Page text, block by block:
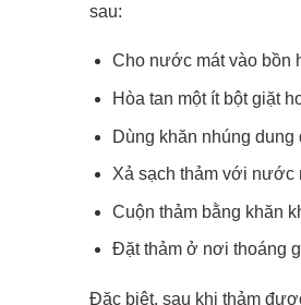
sau:
Cho nước mát vào bồn
Hòa tan một ít bột giặt
Dùng khăn nhúng
Xả sạch thảm với nước
Cuộn thảm bằng khăn
Đặt thảm ở nơi thoáng
Đặc biệt, sau khi thảm